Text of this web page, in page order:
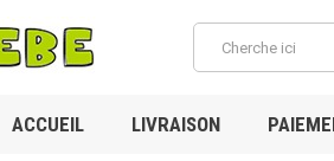
ACCUEIL LIVRAISON